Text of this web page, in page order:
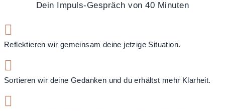
Dein Impuls-Gespräch von 40 Minuten

Reflektieren wir gemeinsam deine jetzige Situation.

Sortieren wir deine Gedanken und du erhältst mehr Klarheit.
